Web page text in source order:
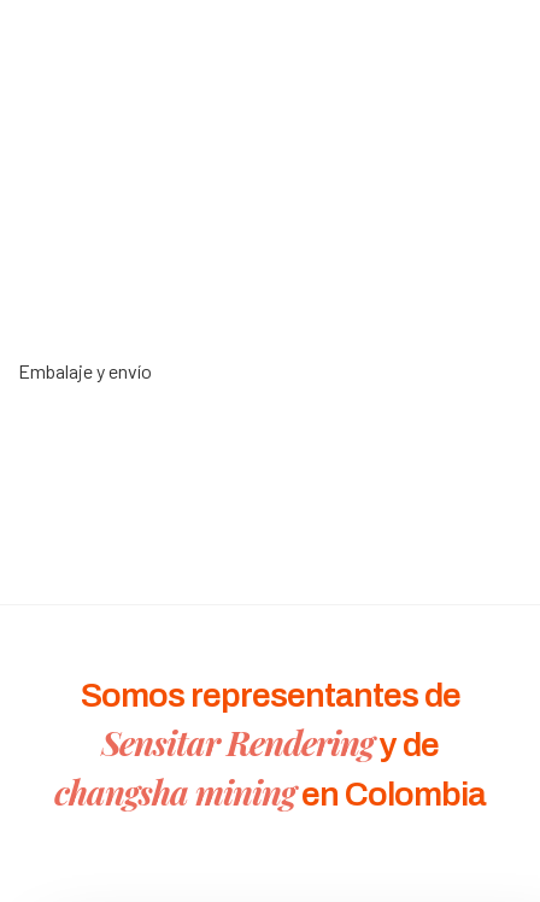
Embalaje y envío
Somos representantes de
Sensitar Renderingy de
changsha miningen Colombia